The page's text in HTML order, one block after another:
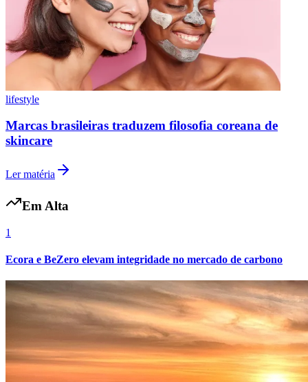
Vasco
lifestyle
Marcas brasileiras traduzem filosofia coreana de
skincare
Ler matéria
Em Alta
1
Ecora e BeZero elevam integridade no mercado de carbono